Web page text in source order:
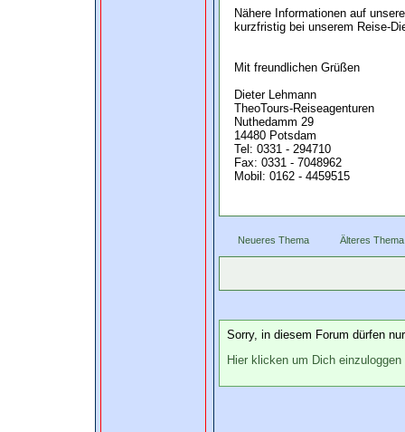
Nähere Informationen auf
kurzfristig bei unserem Reise-
Mit freundlichen Grüßen
Dieter Lehmann
TheoTours-Reiseagenturen
Nuthedamm 29
14480 Potsdam
Tel: 0331 - 294710
Fax: 0331 - 7048962
Mobil: 0162 - 4459515
Neueres Thema Älteres Thema
Sorry, in diesem Forum dürfen
Hier klicken um Dich einzuloggen